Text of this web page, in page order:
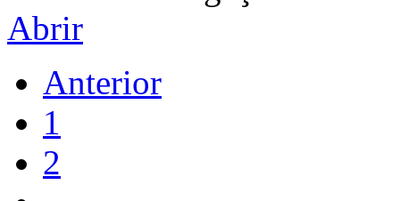
Abrir
Anterior
1
2